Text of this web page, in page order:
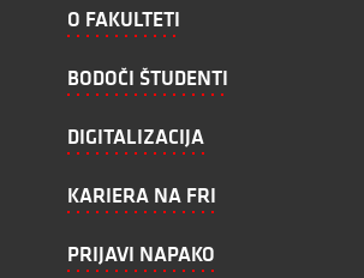
O FAKULTETI
BODOČI ŠTUDENTI
DIGITALIZACIJA
KARIERA NA FRI
PRIJAVI NAPAKO